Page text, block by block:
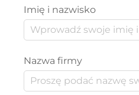
Imię i nazwisko
Nazwa firmy